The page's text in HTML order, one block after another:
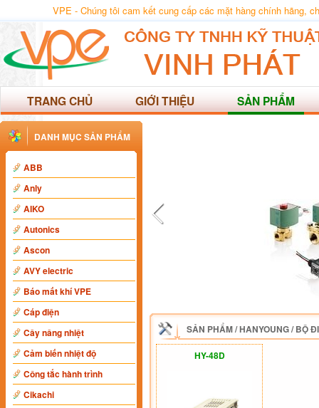
VPE - Chúng tôi cam kết cung cấp các mặt hàng chính hãng,
TRANG CHỦ GIỚI THIỆU SẢN PHẨM
DANH MỤC SẢN PHẨM
ABB
Anly
AIKO
Autonics
Ascon
AVY electric
Báo mất khí VPE
Cáp điện
Cây nâng nhiệt
Cảm biến nhiệt độ
Công tắc hành trình
Cikachi
SẢN PHẨM/HANYOUNG/BỘ
HY-48D